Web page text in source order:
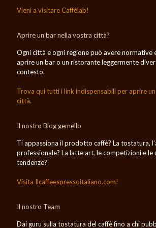
Vieni a visitare Caffèlab!
Aprire un bar nella vostra città?
Ogni città e ogni regione può avere normative
aprire un bar o un ristorante leggermente
contesto.
Trova qui tutti i link indispensabili per aprire
città.
Il nostro Blog gemello
Ti appassiona il prodotto caffè? La tostatura,
professionale? La latte art, le competizioni e le
tendenze?
Visita Ilcaffeespressoitaliano.com!
Il nostro Team
Dai guru sulla tostatura del caffè fino a chi